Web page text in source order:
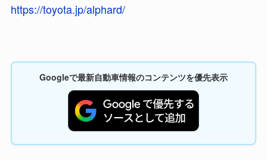
https://toyota.jp/alphard/
Googleで最新自動車情報のコンテンツを優先表示